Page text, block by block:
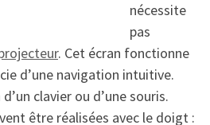
nécessite
pas
. Cet écran fonctionne
d’une navigation intuitive.
clavier ou d’une souris.
être réalisées avec le doigt :